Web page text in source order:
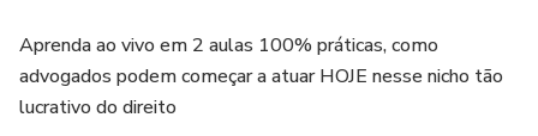
Aprenda ao vivo em 2 aulas 100% práticas, como
advogados podem começar a atuar HOJE nesse nicho tão
lucrativo do direito